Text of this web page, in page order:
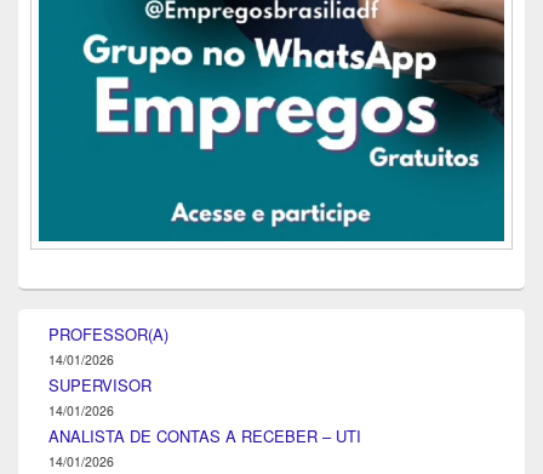
PROFESSOR(A)
14/01/2026
SUPERVISOR
14/01/2026
ANALISTA DE CONTAS A RECEBER – UTI
14/01/2026